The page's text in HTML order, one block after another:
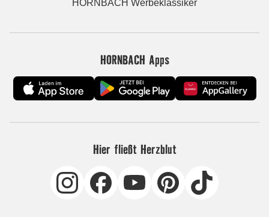
HORNBACH Werbeklassiker
HORNBACH Apps
Hier fließt Herzblut